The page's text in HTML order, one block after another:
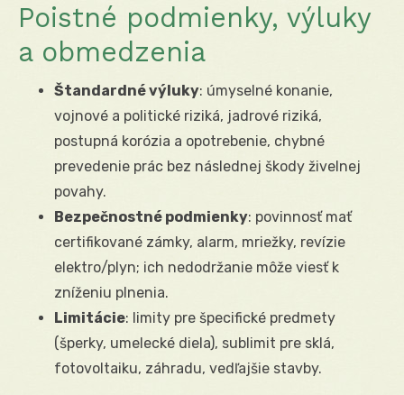
Poistné podmienky, výluky
a obmedzenia
Štandardné výluky: úmyselné konanie,
vojnové a politické riziká, jadrové riziká,
postupná korózia a opotrebenie, chybné
prevedenie prác bez následnej škody živelnej
povahy.
Bezpečnostné podmienky: povinnosť mať
certifikované zámky, alarm, mriežky, revízie
elektro/plyn; ich nedodržanie môže viesť k
zníženiu plnenia.
Limitácie: limity pre špecifické predmety
(šperky, umelecké diela), sublimit pre sklá,
fotovoltaiku, záhradu, vedľajšie stavby.